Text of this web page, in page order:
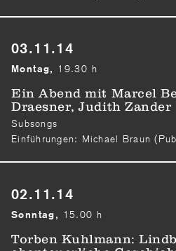
03.11.14
Montag, 19.30 h
Ein Abend mit Marcel
Draesner, Judith Zander
Subsongs
Einführungen: Michael Braun
02.11.14
Sonntag, 15.00 h
Torben Kuhlmann: